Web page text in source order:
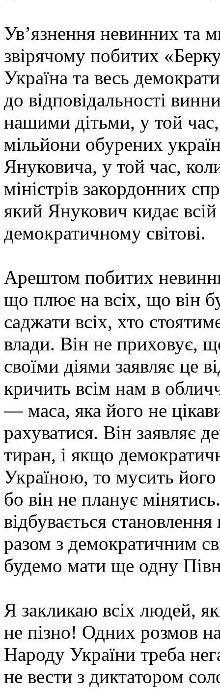
Ув’язнення невинних та
звірячому побитих
Україна та весь
до відповідальності
нашими дітьми, у той
мільйони обурених
Януковича, у той час,
міністрів закордонних
який Янукович кидає
демократичному світові.
Арештом побитих
що плює на всіх, що він
саджати всіх, хто
влади. Він не приховує,
своїми діями заявляє це
кричить всім нам в
— маса, яка його не
рахуватися. Він заявляє
тиран, і якщо
Україною, то мусить
бо він не планує
відбувається
разом з демократичним
будемо мати ще одну
Я закликаю всіх людей,
не пізно! Одних розмов
Народу України треба
не вести з диктатором